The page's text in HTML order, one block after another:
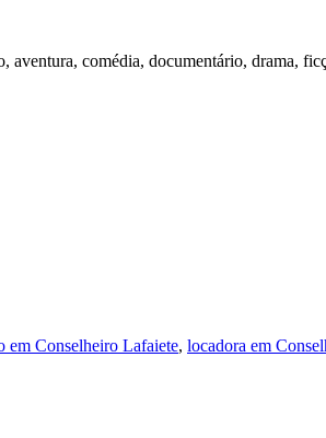
aventura, comédia, documentário, drama,
em Conselheiro Lafaiete, locadora em